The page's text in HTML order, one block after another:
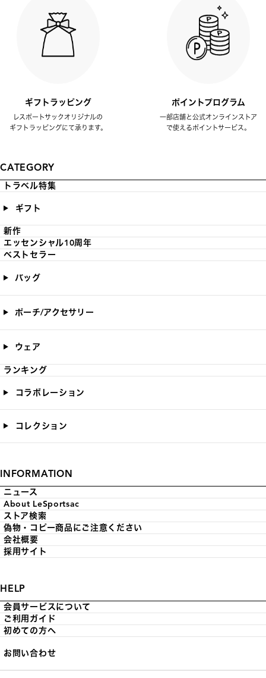
ギフトラッピング
レスポートサックオリジナルの
ギフトラッピングにて承ります。
ポイントプログラム
一部店舗と公式オンラインストア
で使えるポイントサービス。
CATEGORY
トラベル特集
ギフト
新作
エッセンシャル10周年
ベストセラー
バッグ
ポーチ/アクセサリー
ウェア
ランキング
コラボレーション
コレクション
INFORMATION
ニュース
About LeSportsac
ストア検索
偽物・コピー商品にご注意ください
会社概要
採用サイト
HELP
会員サービスについて
ご利用ガイド
初めての方へ
お問い合わせ